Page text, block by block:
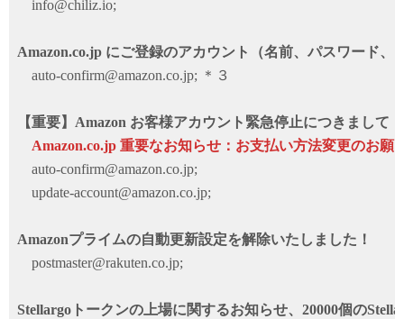
info@chiliz.io;
Amazon.co.jp にご登録のアカウント（名前、パスワード、
auto-confirm@amazon.co.jp; ＊３
【重要】Аmazon お客様アカウント緊急停止につきまして
Amazon.co.jp 重要なお知らせ：お支払い方法変更のお願
auto-confirm@amazon.co.jp;
update-account@amazon.co.jp;
Amazonプライムの自動更新設定を解除いたしました！
postmaster@rakuten.co.jp;
Stellargoトークンの上場に関するお知らせ、20000個の